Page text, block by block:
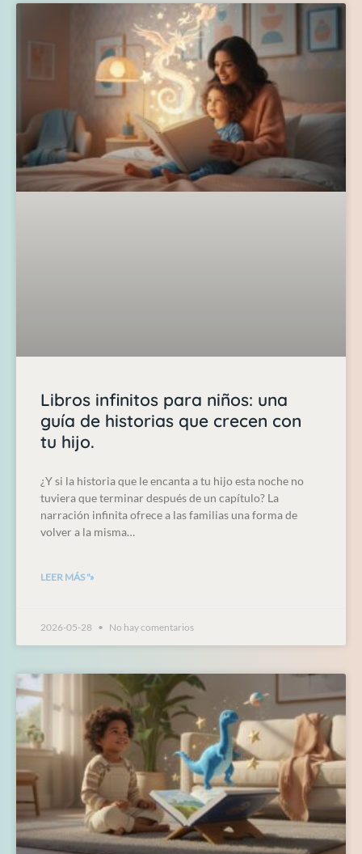
Libros infinitos para niños: una
guía de historias que crecen con
tu hijo.
¿Y si la historia que le encanta a tu hijo esta noche no
tuviera que terminar después de un capítulo? La
narración infinita ofrece a las familias una forma de
volver a la misma…
LEER MÁS "»
2026-05-28 No hay comentarios